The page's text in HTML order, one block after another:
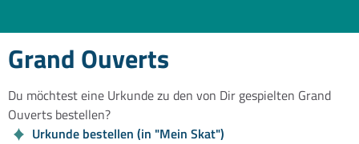
Grand Ouverts
Du möchtest eine Urkunde zu den von Dir gespielten Grand
Ouverts bestellen?
Urkunde bestellen (in "Mein Skat")